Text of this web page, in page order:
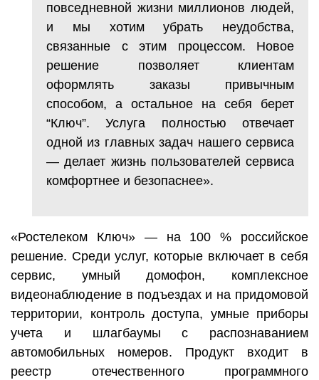
повседневной жизни миллионов людей,
и мы хотим убрать неудобства,
связанные с этим процессом. Новое
решение позволяет клиентам
оформлять заказы привычным
способом, а остальное на себя берет
“Ключ”. Услуга полностью отвечает
одной из главных задач нашего сервиса
— делает жизнь пользователей сервиса
комфортнее и безопаснее».
«Ростелеком Ключ» — на 100 % российское
решение. Среди услуг, которые включает в себя
сервис, умный домофон, комплексное
видеонаблюдение в подъездах и на придомовой
территории, контроль доступа, умные приборы
учета и шлагбаумы с распознаванием
автомобильных номеров. Продукт входит в
реестр отечественного программного